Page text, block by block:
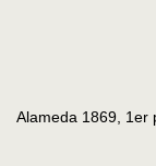
Alameda 1869, 1er